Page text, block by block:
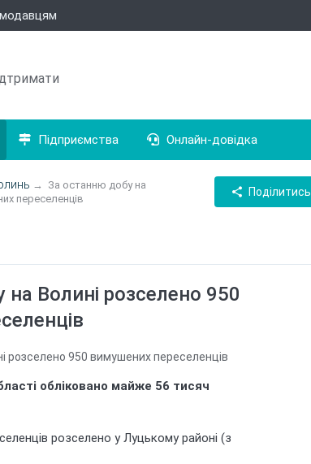
Підприємства Онлайн-довідка
→
За останню добу на
переселенців
share Поділитись
Волині розселено 950
обліковано майже 56 тисяч
розселено у Луцькому районі (з